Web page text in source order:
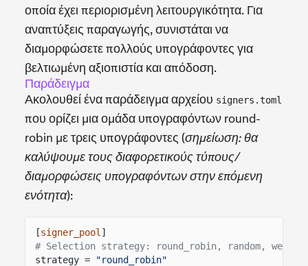
οποία έχει περιορισμένη λειτουργικότητα. Για
αναπτύξεις παραγωγής, συνιστάται να
διαμορφώσετε πολλούς υπογράφοντες για
βελτιωμένη αξιοπιστία και απόδοση.
Παράδειγμα
Ακολουθεί ένα παράδειγμα αρχείου signers.toml
που ορίζει μια ομάδα υπογραφόντων round-
robin με τρεις υπογράφοντες (σημείωση: θα
καλύψουμε τους διαφορετικούς τύπους/
διαμορφώσεις υπογραφόντων στην επόμενη
ενότητα):
[signer_pool ]
# Selection strategy: round_robin, random,
strategy =
"round_robin"